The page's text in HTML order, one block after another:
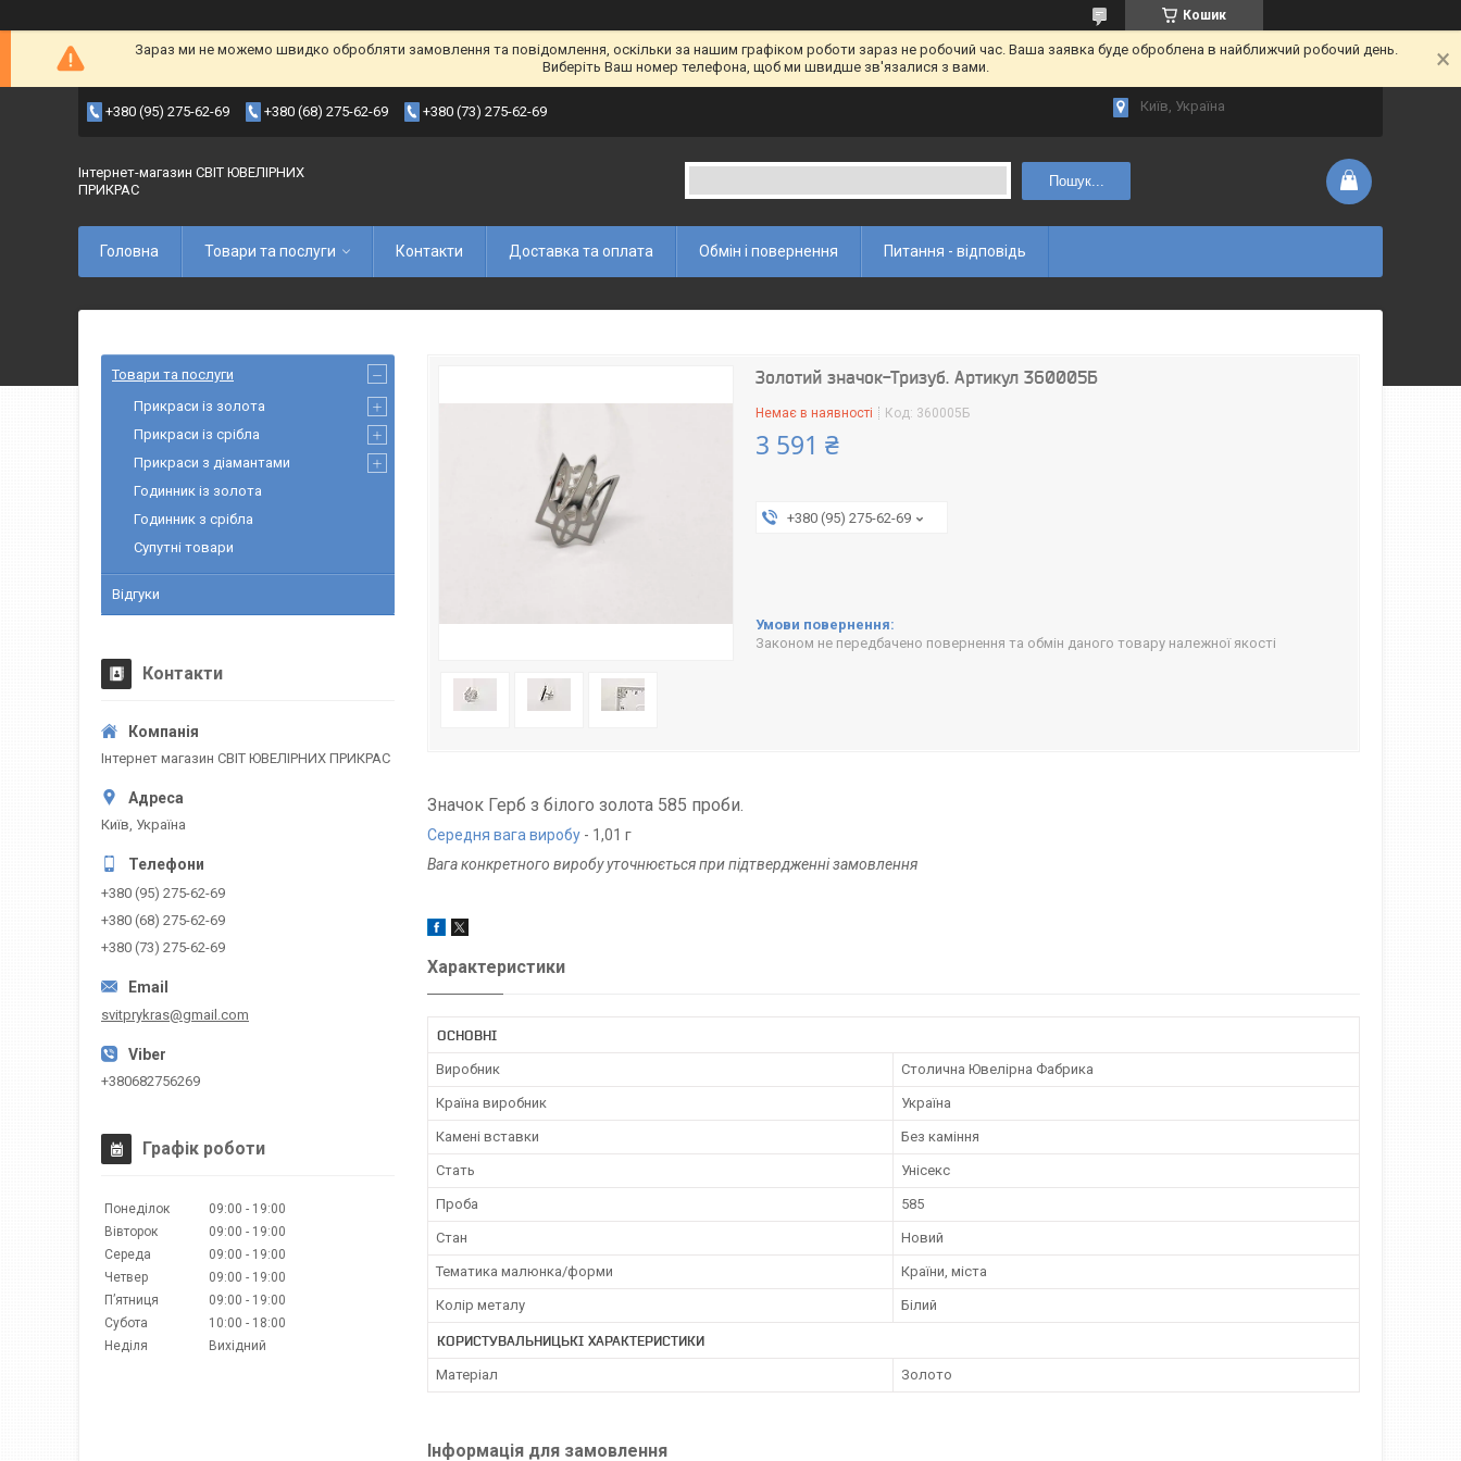
Кошик
Зараз ми не можемо швидко обробляти замовлення та повідомлення, оскільки за нашим графіком роботи зараз не робочий час. Ваша заявка буде оброблена в найближчий робочий день.
Виберіть Ваш номер телефона, щоб ми швидше зв'язалися з вами.
+380 (95) 275-62-69 +380 (68) 275-62-69 +380 (73) 275-62-69 Київ, Україна
Інтернет-магазин СВІТ ЮВЕЛІРНИХ
ПРИКРАС
Пошук...
Головна Товари та послуги Контакти Доставка та оплата Обмін і повернення Питання - відповідь
Золотий значок-Тризуб. Артикул 360005Б
Немає в наявності Код: 360005Б
3 591 ₴
+380 (95) 275-62-69
Законом не передбачено повернення та обмін даного товару належної якості
Значок Герб з білого золота 585 проби.
Середня вага виробу - 1,01 г
Вага конкретного виробу уточнюється при підтвердженні замовлення
Характеристики
ОСНОВНІ
Виробник Столична Ювелірна Фабрика
Країна виробник Україна
Камені вставки Без каміння
Стать Унісекс
Проба 585
Стан Новий
Тематика малюнка/форми Країни, міста
Колір металу Білий
КОРИСТУВАЛЬНИЦЬКІ ХАРАКТЕРИСТИКИ
Матеріал Золото
Інформація для замовлення
Товари та послуги
Прикраси із золота
Прикраси із срібла
Прикраси з діамантами
Годинник із золота
Годинник з срібла
Супутні товари
Відгуки
Контакти
Інтернет магазин СВІТ ЮВЕЛІРНИХ ПРИКРАС
Київ, Україна
+380 (95) 275-62-69
+380 (68) 275-62-69
+380 (73) 275-62-69
svitprykras@gmail.com
+380682756269
Графік роботи
Понеділок 09:00
19:00
Вівторок
09:00
19:00
Середа
09:00
19:00
Четвер
09:00
19:00
Пʼятниця
09:00
19:00
Субота
10:00
18:00
Неділя
Вихідний